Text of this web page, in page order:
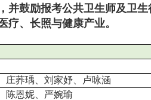
并鼓励报考公共卫生师及卫
、长照与健康产业。
庄荞瑀、刘家妤、卢咏涵
陈恩妮、严婉瑜